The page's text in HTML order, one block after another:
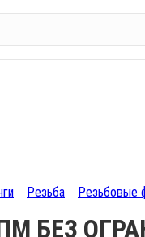
Резьба Резьбовые
БЕЗ